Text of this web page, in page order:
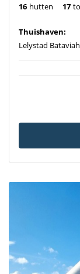
16 hutten 17
Thuishaven:
Lelystad